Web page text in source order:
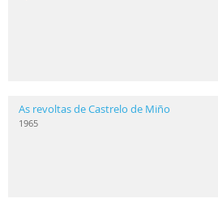
As revoltas de Castrelo de Miño
1965